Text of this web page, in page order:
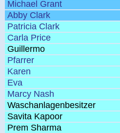
Michael Grant
Abby Clark
Patricia Clark
Carla Price
Guillermo
Pfarrer
Karen
Eva
Marcy Nash
Waschanlagenbesitzer
Savita Kapoor
Prem Sharma